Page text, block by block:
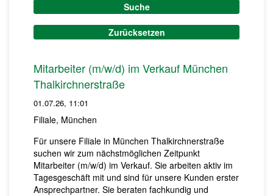
Suche
Zurücksetzen
Mitarbeiter (m/w/d) im Verkauf München
Thalkirchnerstraße
01.07.26, 11:01
Filiale, München
Für unsere Filiale in München Thalkirchnerstraße
suchen wir zum nächstmöglichen Zeitpunkt
Mitarbeiter (m/w/d) im Verkauf. Sie arbeiten aktiv im
Tagesgeschäft mit und sind für unsere Kunden erster
Ansprechpartner. Sie beraten fachkundig und